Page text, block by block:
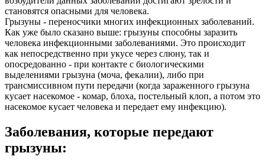
становятся опасными для человека.
Грызуны - переносчики многих инфекционных заболеваний.
Как уже было сказано выше: грызуны способны заразить
человека инфекционными заболеваниями. Это происходит
как непосредственно при укусе через слюну, так и
опосредованно - при контакте с биологическими
выделениями грызуна (моча, фекалии), либо при
трансмиссивном пути передачи (когда зараженного грызуна
кусает насекомое - комар, блоха, постельный клоп, а потом это
насекомое кусает человека и передает ему инфекцию).
Заболевания, которые передают
грызуны: